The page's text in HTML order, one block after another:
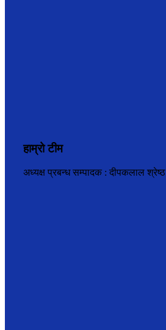
हाम्रो टीम
अध्यक्ष प्रबन्ध सम्पादक : दीपकलाल श्रेष्ठ